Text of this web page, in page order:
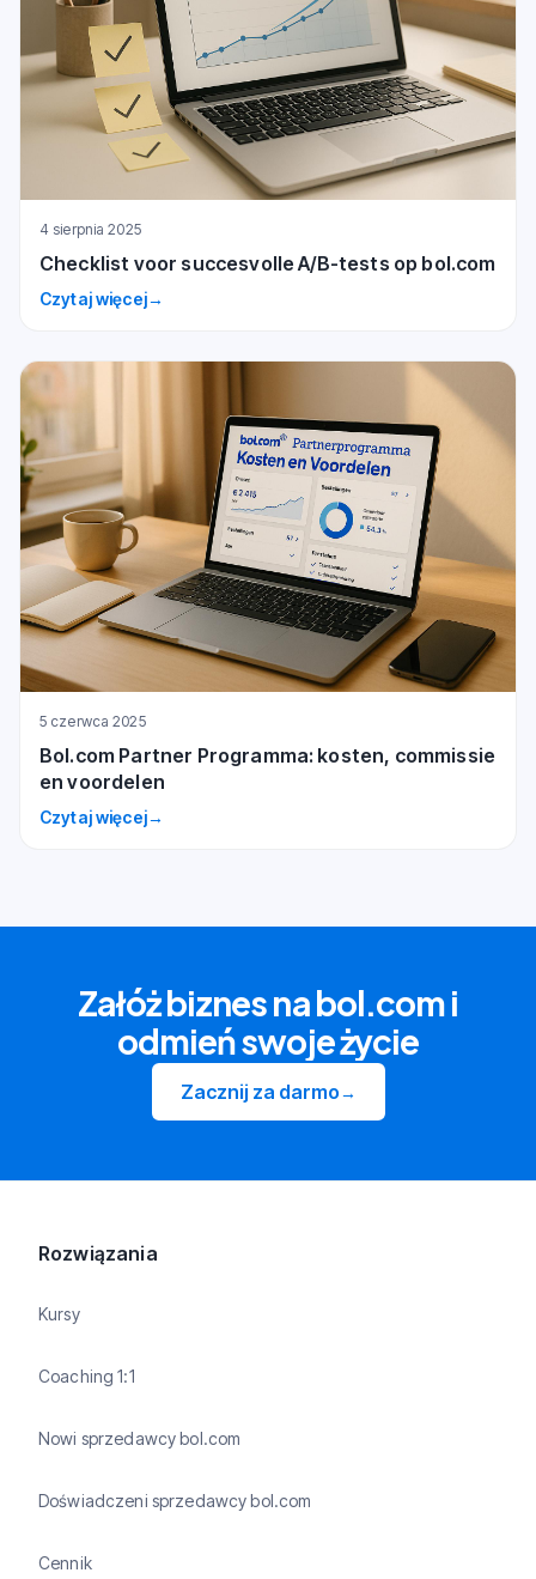
4 sierpnia 2025
Checklist voor succesvolle A/B-tests op bol.com
Czytaj więcej→
5 czerwca 2025
Bol.com Partner Programma: kosten, commissie
en voordelen
Czytaj więcej→
Załóż biznes na bol.com i
odmień swoje życie
Zacznij za darmo→
Rozwiązania
Kursy
Coaching 1:1
Nowi sprzedawcy bol.com
Doświadczeni sprzedawcy bol.com
Cennik